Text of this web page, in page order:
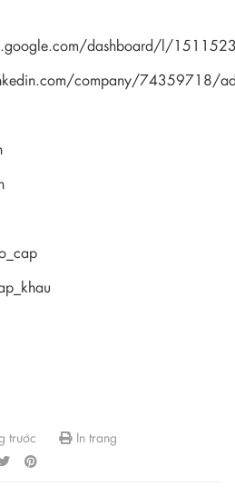
dashboard/l/
company/74359718/
trước In trang